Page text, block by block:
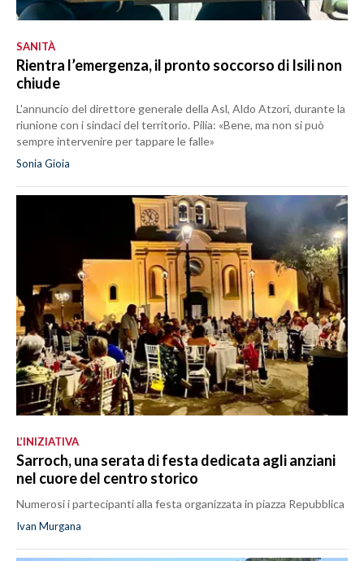
SANITÀ
Rientra l’emergenza, il pronto soccorso di Isili non
chiude
L'annuncio del direttore generale della Asl, Aldo Atzori, durante la
riunione con i sindaci del territorio. Pilia: «Bene, ma non si può
sempre intervenire per tappare le falle»
Sonia Gioia
L’INIZIATIVA
Sarroch, una serata di festa dedicata agli anziani
nel cuore del centro storico
Numerosi i partecipanti alla festa organizzata in piazza Repubblica
Ivan Murgana